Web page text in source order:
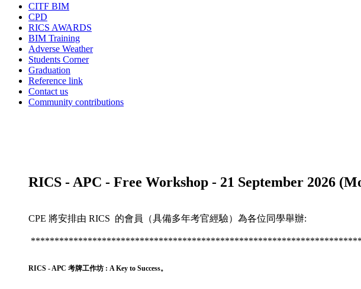
CITF BIM
CPD
RICS AWARDS
BIM Training
Adverse Weather
Students Corner
Graduation
Reference link
Contact us
Community contributions
RICS - APC - Free Workshop - 21 September 2026
CPE 將安排由 RICS 的會員（具備多年考官經驗）為各位同學舉辦:
RICS - APC 考牌工作坊 : A Key to Success。